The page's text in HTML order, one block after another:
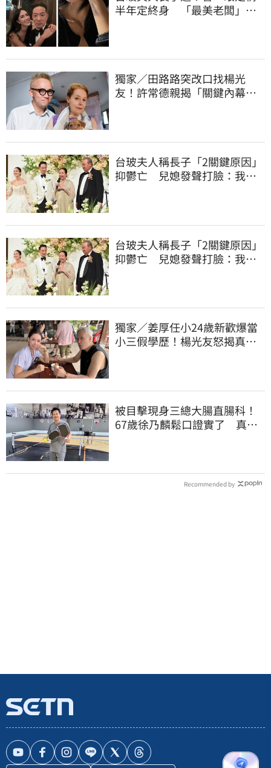
半年定終身 「最美老闆」手
獨家／田路路突改口找楊光
友！許常德親揭「關鍵內幕」
台玻夫人稱長子「2關鍵原因」
抑鬱亡 兒媳發聲打臉：我從
台玻夫人稱長子「2關鍵原因」
抑鬱亡 兒媳發聲打臉：我從
獨家／姜厚任小24歲新歡爆當
小三假學歷！楊光友怒揭真實
被目擊現身三總大腸直腸科！
67歲徐乃麟鬆口證實了 真實
Recommended by